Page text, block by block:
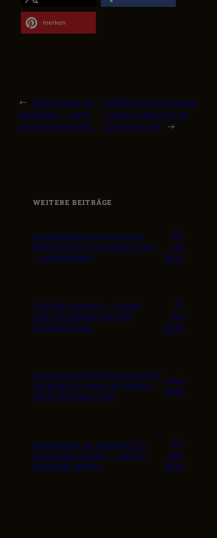
merken
← Geld verdienen
mit AirBnB – ohne
eigene Immobilien.
Notfallrucksack packen
– Unser Inhalt für uns
und die Kinder →
WEITERE BEITRÄGE
Schülerjobs und Ferienjobs:
Was dein Kind verdienen darf
– und ab wann
28.
Juli
2026
Geld fürs Zeugnis – ja oder
nein? So machst du was
Schönes draus
13.
Juli
2026
Arbeiten in den Sommerferien:
So klappt es, wenn die Kinder
allein zu Hause sind
7. Juli
2026
Kinderfotos im Internet: Ein
Screenshot reicht – und die
Kontrolle ist weg
30.
Juni
2026